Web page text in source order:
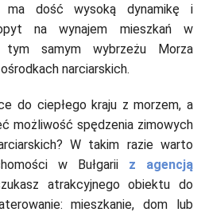
ma dość wysoką dynamikę i
na wynajem mieszkań w
samym wybrzeżu Morza
narciarskich.
do ciepłego kraju z morzem, a
możliwość spędzenia zimowych
W takim razie warto
w Bułgarii z agencją
atrakcyjnego obiektu do
mieszkanie, dom lub